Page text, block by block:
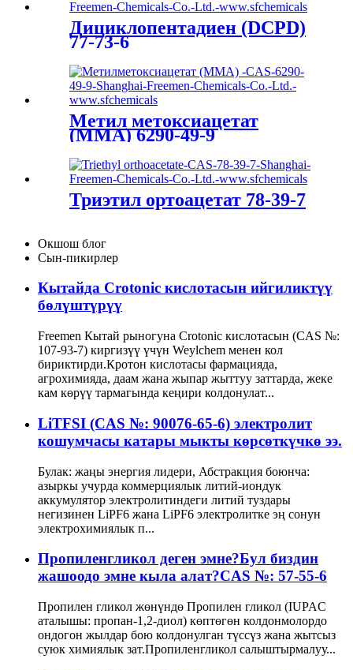
Дициклопентадиен (DCPD)
77-73-6
Метил метоксиацетат
(ММА) 6290-49-9
Триэтил ортоацетат 78-39-7
Окшош блог
Сын-пикирлер
Кытайда Crotonic кислотасын ийгиликтүү
бөлүштүрүү
Freemen Кытай рыногуна Crotonic кислотасын (CAS №:
107-93-7) киргизүү үчүн Weylchem ​​менен кол
бириктирди.Кротон кислотасы фармацияда,
агрохимияда, даам жана жыпар жыттуу заттарда, жеке
кам көрүү тармагында кеңири колдонулат...
LiTFSI (CAS №: 90076-65-6) электролит
кошумчасы катары мыкты көрсөткүчкө ээ.
Булак: жаңы энергия лидери, Абстракция боюнча:
азыркы учурда коммерциялык литий-иондук
аккумулятор электролитиндеги литий туздары
негизинен LiPF6 жана LiPF6 электролитке эң сонун
электрохимиялык п...
Пропиленгликол деген эмне?Бул биздин
жашоодо эмне кыла алат?CAS №: 57-55-6
Пропилен гликол жөнүндө Пропилен гликол (IUPAC
аталышы: пропан-1,2-диол) көптөгөн колдонмолордо
ондогон жылдар бою колдонулган түссүз жана жытсыз
суюк химиялык зат.Пропиленгликол салыштырмалуу...